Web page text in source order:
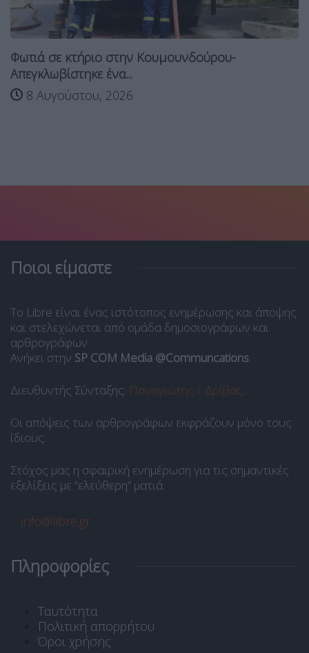
Φωτιά σε κτήριο στην Κουμουνδούρου-
Απεγκλωβίστηκε ένα...
8 Αυγούστου, 2026
Ποιοι είμαστε
Το Libre είναι ένας ιστότοπος ενημέρωσης και άποψης
και στελεχώνεται από ομάδα δημοσιογράφων και
αρθρογράφων.
Ανήκει στην SP COM Media @Communcations.
Διευθυντής Σύνταξης: Παναγιώτης Ι. Δρίβας.
Οι απόψεις των αρθρογράφων εκφράζουν μόνο τους
ίδιους.
Στόχος μας η σφαιρική ενημέρωση για τις σημαντικές
εξελίξεις με “ελεύθερη” ματιά.
info@libre.gr
Πληροφορίες
Ταυτότητα
Πολιτική απορρήτου
Όροι χρήσης